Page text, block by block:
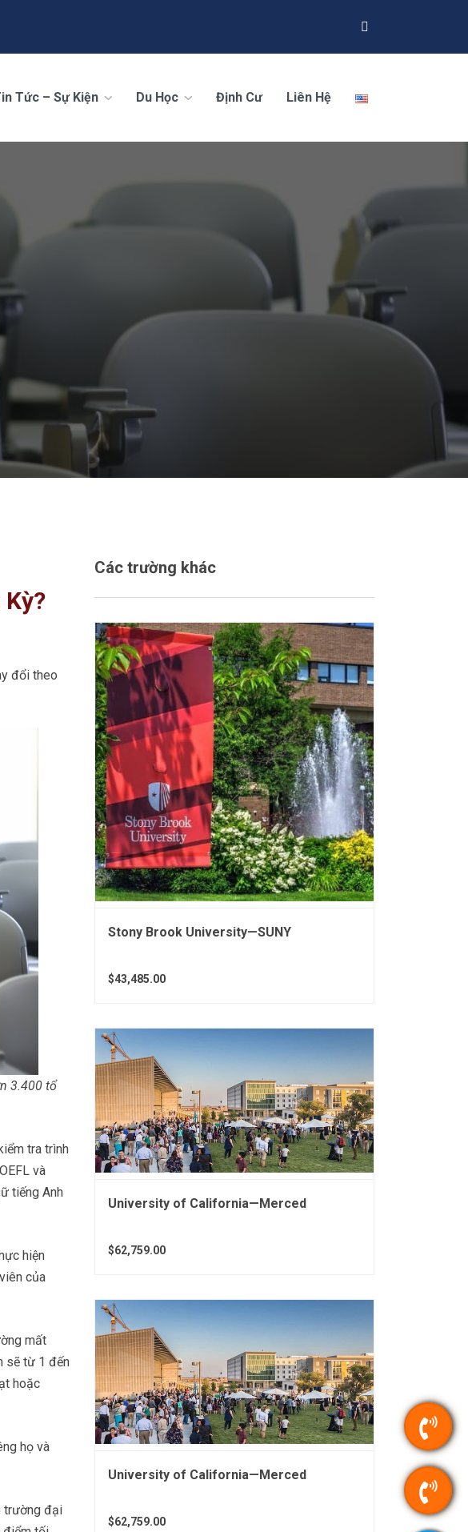
Tức – Sự Kiện Du Học Định Cư Liên Hệ
đổi theo
3.400 tổ
tra trình
và
tiếng Anh
hiện
của
mất
sẽ từ 1 đến
hoặc
họ và
trường đại
Các trường khác
Stony Brook University—SUNY
$43,485.00
University of California—Merced
$62,759.00
University of California—Merced
$62,759.00